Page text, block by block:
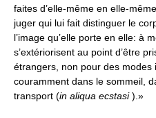
faites d’elle-même en elle-
juger qui lui fait distinguer le
l’image qu’elle porte en elle: à
s’extériorisent au point d’être
étrangers, non pour des
couramment dans le sommeil,
transport (in aliqua ecstasi).»